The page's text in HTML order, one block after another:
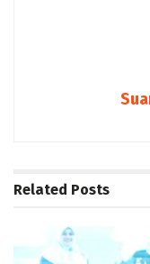
Related Posts